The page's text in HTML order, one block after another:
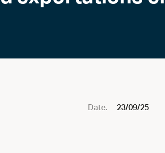
Date. 23/09/25